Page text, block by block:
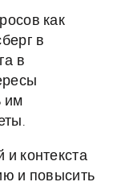
как
в
в
им
контекста
и повысить